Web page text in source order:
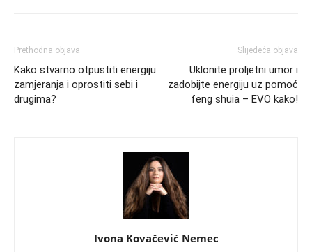
Prethodna objava
Kako stvarno otpustiti energiju
zamjeranja i oprostiti sebi i
drugima?
Slijedeća objava
Uklonite proljetni umor i
zadobijte energiju uz pomoć
feng shuia – EVO kako!
Ivona Kovačević Nemec